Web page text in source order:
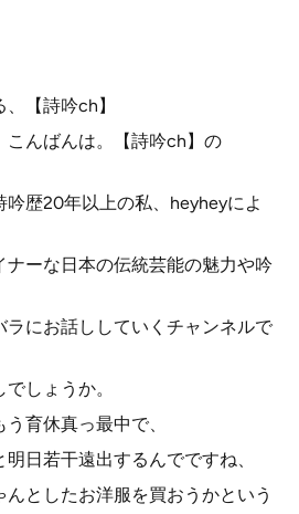
【詩吟ch】
こんばんは。【詩吟ch】の
吟歴20年以上の私、heyheyによ
ナーな日本の伝統芸能の魅力や吟
ラにお話ししていくチャンネルで
しょうか。
育休真っ最中で、
日若干遠出するんでですね、
としたお洋服を買おうかという